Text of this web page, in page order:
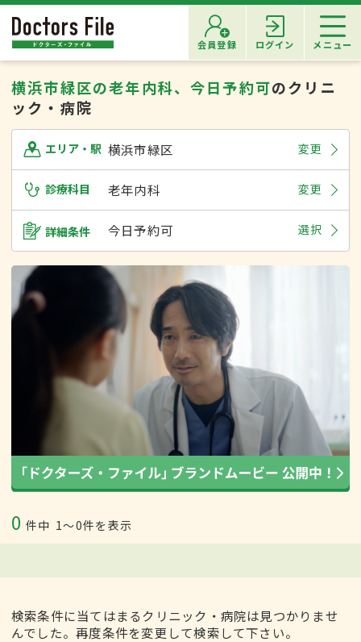
会員登録 ログイン メニュー
横浜市緑区の老年内科、今日予約可のクリニ
ック・病院
エリア・駅 横浜市緑区 変更
診療科目 老年内科 変更
詳細条件 今日予約可 選択
0 件中 1〜0件を表示
検索条件に当てはまるクリニック・病院は見つかりませ
んでした。再度条件を変更して検索して下さい。